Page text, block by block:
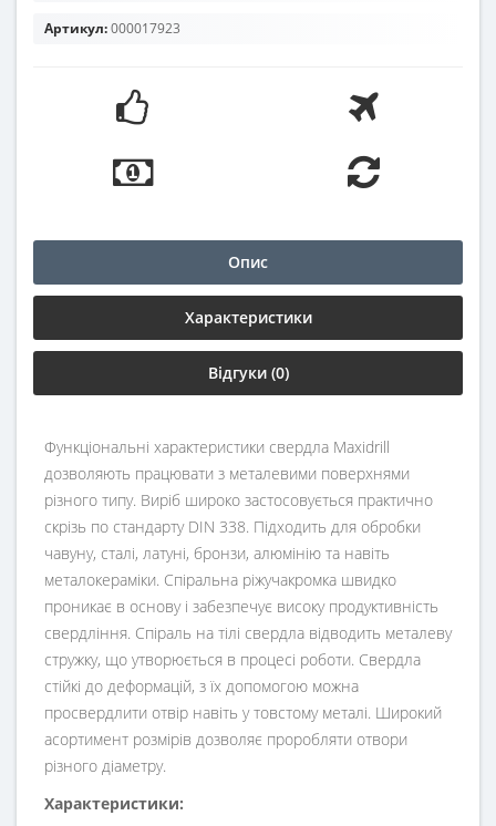
Артикул:000017923
Опис
Характеристики
Відгуки (0)
Функціональні характеристики свердла Maxidrill
дозволяють працювати з металевими поверхнями
різного типу. Виріб широко застосовується практично
скрізь по стандарту DIN 338. Підходить для обробки
чавуну, сталі, латуні, бронзи, алюмінію та навіть
металокераміки. Спіральна ріжучакромка швидко
проникає в основу і забезпечує високу продуктивність
свердління. Спіраль на тілі свердла відводить металеву
стружку, що утворюється в процесі роботи. Свердла
стійкі до деформацій, з їх допомогою можна
просвердлити отвір навіть у товстому металі. Широкий
асортимент розмірів дозволяє проробляти отвори
різного діаметру.
Характеристики: